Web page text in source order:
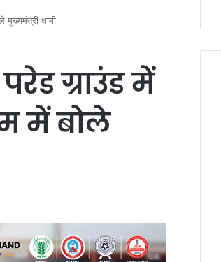
मुख्यमंत्री धामी
ग्राउंड में
में बोले